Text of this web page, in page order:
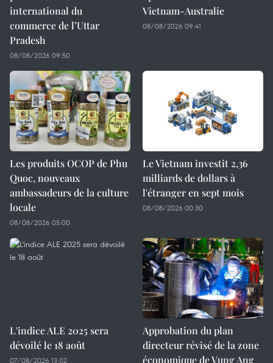
international du
commerce de l’Uttar
Pradesh
08/08/2026 09:50
Vietnam-Australie
08/08/2026 09:41
Les produits OCOP de Phu
Quoc, nouveaux
ambassadeurs de la culture
locale
08/08/2026 05:00
Le Vietnam investit 2,36
milliards de dollars à
l'étranger en sept mois
08/08/2026 00:30
L'indice ALE 2025 sera
dévoilé le 18 août
07/08/2026 13:02
Approbation du plan
directeur révisé de la zone
économique de Vung Ang